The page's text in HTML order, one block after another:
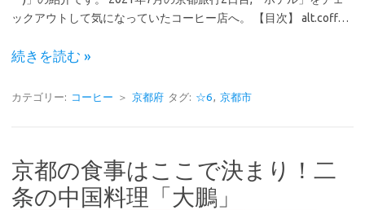
ックアウトして気になっていたコーヒー店へ。 【目次】 alt.coff…
続きを読む »
カテゴリー: コーヒー ＞ 京都府 タグ: ☆6, 京都市
京都の食事はここで決まり！二
条の中国料理「大鵬」